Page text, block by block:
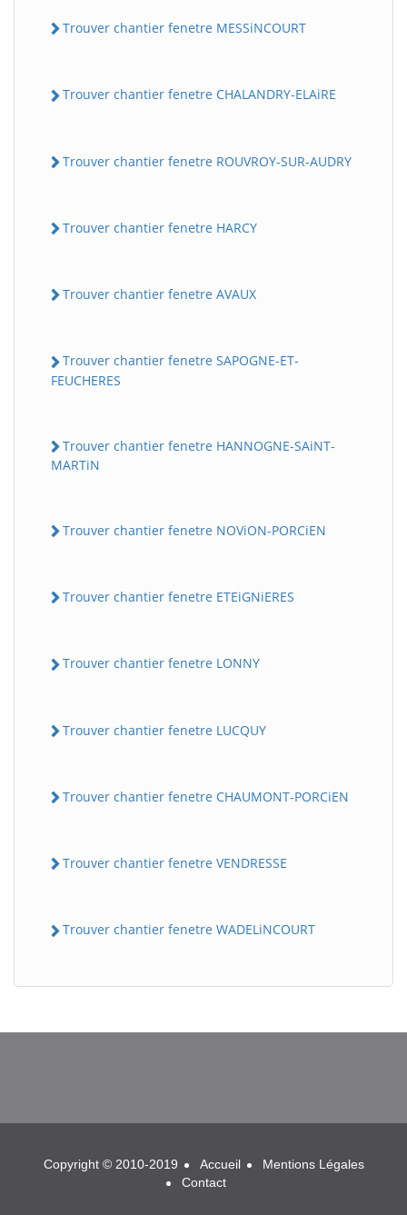
Trouver chantier fenetre MESSiNCOURT
Trouver chantier fenetre CHALANDRY-ELAiRE
Trouver chantier fenetre ROUVROY-SUR-AUDRY
Trouver chantier fenetre HARCY
Trouver chantier fenetre AVAUX
Trouver chantier fenetre SAPOGNE-ET-
FEUCHERES
Trouver chantier fenetre HANNOGNE-SAiNT-
MARTiN
Trouver chantier fenetre NOViON-PORCiEN
Trouver chantier fenetre ETEiGNiERES
Trouver chantier fenetre LONNY
Trouver chantier fenetre LUCQUY
Trouver chantier fenetre CHAUMONT-PORCiEN
Trouver chantier fenetre VENDRESSE
Trouver chantier fenetre WADELiNCOURT
BatiWebPro
Copyright © 2010-2019 Accueil
Mentions Légales
Contact